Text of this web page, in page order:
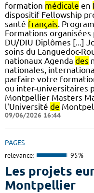
formation médicale en
dispositif Fellowship
santé français .
Formations organisées
DU/DIU Diplômes [...]
soins du Languedoc-
nationaux Agenda des
nationales,
parfaire votre
ou inter-universitaires
Montpellier Masters
l'Université de
09/06/2026 16:44
PAGES
relevance: 95%
Les projets
Montpellier